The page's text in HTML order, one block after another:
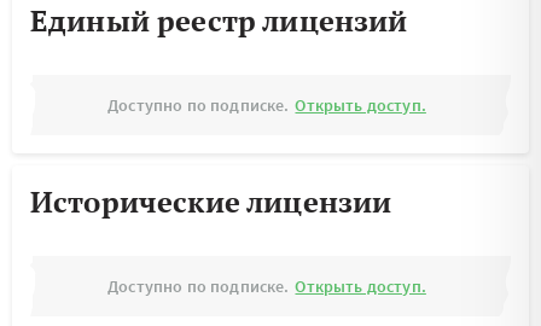
Единый реестр лицензий
Доступно по подписке. Открыть доступ.
Исторические лицензии
Доступно по подписке. Открыть доступ.